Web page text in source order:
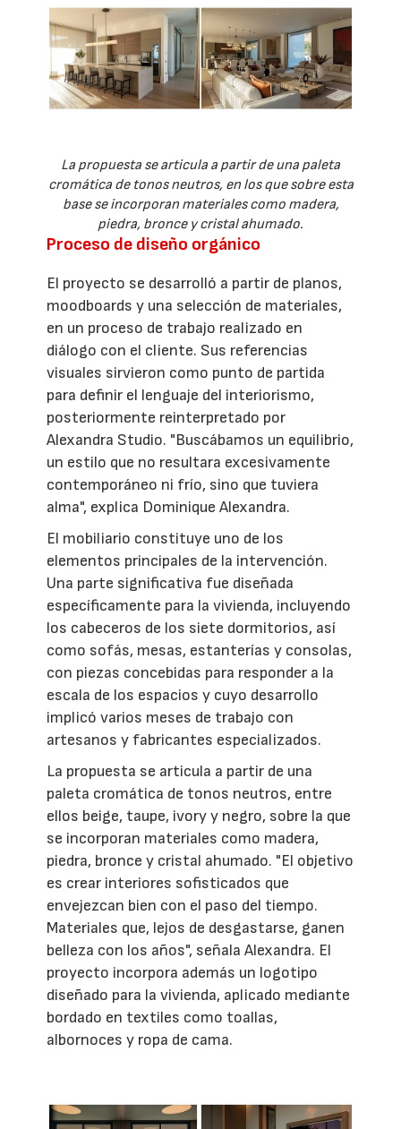
La propuesta se articula a partir de una paleta
cromática de tonos neutros, en los que sobre esta
base se incorporan materiales como madera,
piedra, bronce y cristal ahumado.
Proceso de diseño orgánico
El proyecto se desarrolló a partir de planos,
moodboards y una selección de materiales,
en un proceso de trabajo realizado en
diálogo con el cliente. Sus referencias
visuales sirvieron como punto de partida
para definir el lenguaje del interiorismo,
posteriormente reinterpretado por
Alexandra Studio. "Buscábamos un equilibrio,
un estilo que no resultara excesivamente
contemporáneo ni frío, sino que tuviera
alma", explica Dominique Alexandra.
El mobiliario constituye uno de los
elementos principales de la intervención.
Una parte significativa fue diseñada
específicamente para la vivienda, incluyendo
los cabeceros de los siete dormitorios, así
como sofás, mesas, estanterías y consolas,
con piezas concebidas para responder a la
escala de los espacios y cuyo desarrollo
implicó varios meses de trabajo con
artesanos y fabricantes especializados.
La propuesta se articula a partir de una
paleta cromática de tonos neutros, entre
ellos beige, taupe, ivory y negro, sobre la que
se incorporan materiales como madera,
piedra, bronce y cristal ahumado. "El objetivo
es crear interiores sofisticados que
envejezcan bien con el paso del tiempo.
Materiales que, lejos de desgastarse, ganen
belleza con los años", señala Alexandra. El
proyecto incorpora además un logotipo
diseñado para la vivienda, aplicado mediante
bordado en textiles como toallas,
albornoces y ropa de cama.